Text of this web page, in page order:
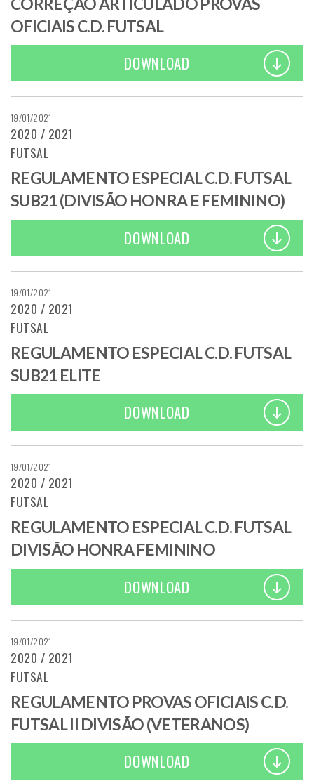
OFICIAIS C.D. FUTSAL
DOWNLOAD
19/01/2021
2020 / 2021
FUTSAL
REGULAMENTO ESPECIAL C.D. FUTSAL
SUB21 (DIVISÃO HONRA E FEMININO)
DOWNLOAD
19/01/2021
2020 / 2021
FUTSAL
REGULAMENTO ESPECIAL C.D. FUTSAL
SUB21 ELITE
DOWNLOAD
19/01/2021
2020 / 2021
FUTSAL
REGULAMENTO ESPECIAL C.D. FUTSAL
DIVISÃO HONRA FEMININO
DOWNLOAD
19/01/2021
2020 / 2021
FUTSAL
REGULAMENTO PROVAS OFICIAIS C.D.
FUTSAL II DIVISÃO (VETERANOS)
DOWNLOAD